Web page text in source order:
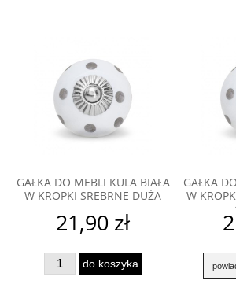
GAŁKA DO MEBLI KULA BIAŁA
W KROPKI SREBRNE DUŻA
21,90 zł
do koszyka
GAŁKA
W